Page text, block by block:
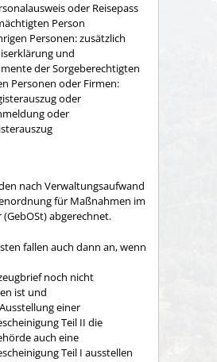
oder Reisepass
Person
Personen: zusätzlich
und
der Sorgeberechtigten
Personen oder Firmen:
oder
oder
nach Verwaltungsaufwand
für Maßnahmen im
abgerechnet.
fallen auch dann an, wenn
noch nicht
ist und
einer
Teil II die
auch eine
Teil I ausstellen